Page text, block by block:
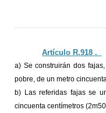
Artículo R.918 ._
a) Se construirán dos
pobre, de un metro
b) Las referidas fajas se
cincuenta centímetros